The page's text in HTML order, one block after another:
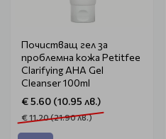
Почистващ гел за
проблемна кожа Petitfee
Clarifying AHA Gel
Cleanser 100ml
€ 5.60 (10.95 лв.)
€ 11.20 (21.90 лв.)